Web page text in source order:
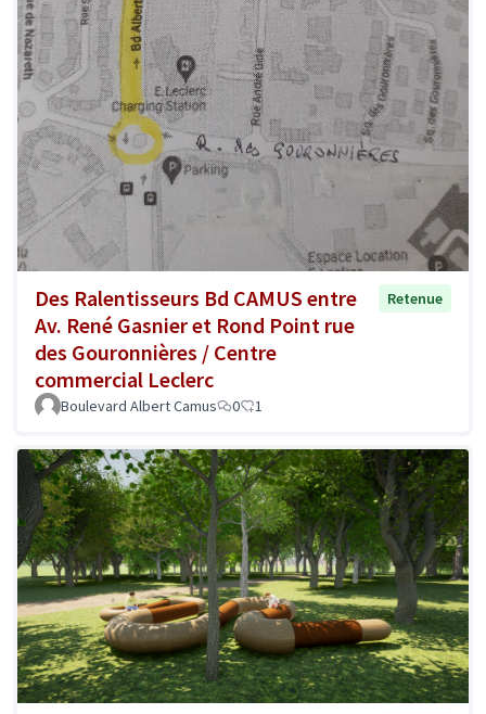
Des Ralentisseurs Bd CAMUS entre
Av. René Gasnier et Rond Point rue
des Gouronnières / Centre
commercial Leclerc
Retenue
Boulevard Albert Camus 0 1